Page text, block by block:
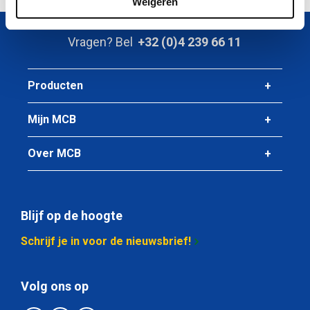
Vragen? Bel +32 (0)4 239 66 11
Producten
Mijn MCB
Over MCB
Blijf op de hoogte
Schrijf je in voor de nieuwsbrief!
Volg ons op